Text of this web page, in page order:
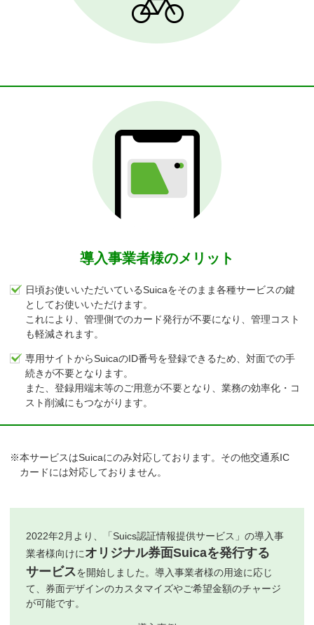
導入事業者様のメリット
日頃お使いいただいているSuicaをそのまま各種サービスの鍵
としてお使いいただけます。
これにより、管理側でのカード発行が不要になり、管理コスト
も軽減されます。
専用サイトからSuicaのID番号を登録できるため、対面での手
続きが不要となります。
また、登録用端末等のご用意が不要となり、業務の効率化・コ
スト削減にもつながります。
※本サービスはSuicaにのみ対応しております。その他交通系IC
カードには対応しておりません。
2022年2月より、「Suics認証情報提供サービス」の導入事
業者様向けにオリジナル券面Suicaを発行する
サービスを開始しました。導入事業者様の用途に応じ
て、券面デザインのカスタマイズやご希望金額のチャージ
が可能です。